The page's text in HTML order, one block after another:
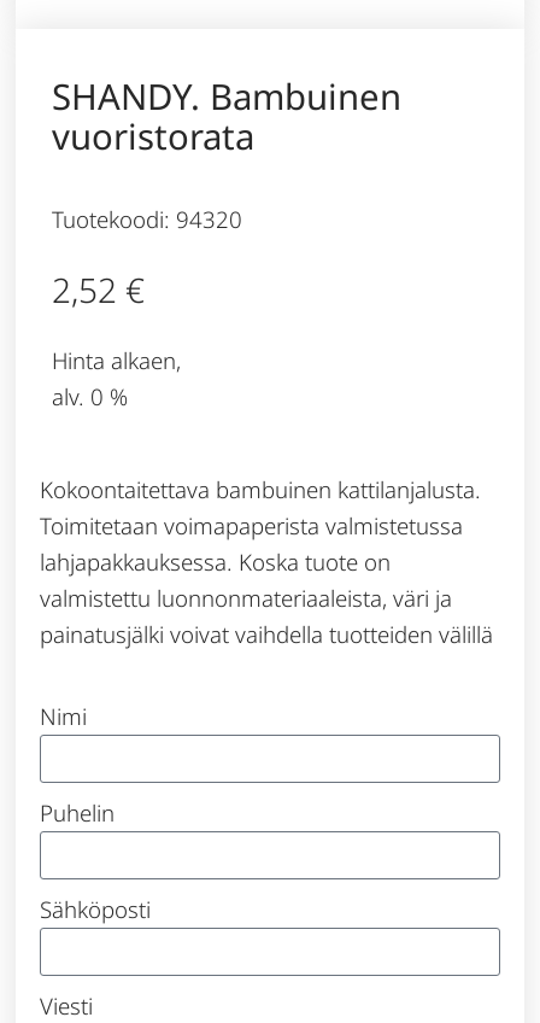
SHANDY. Bambuinen
vuoristorata
Tuotekoodi: 94320
2,52 €
Hinta alkaen,
alv. 0 %
Kokoontaitettava bambuinen kattilanjalusta.
Toimitetaan voimapaperista valmistetussa
lahjapakkauksessa. Koska tuote on
valmistettu luonnonmateriaaleista, väri ja
painatusjälki voivat vaihdella tuotteiden välillä
Nimi
Puhelin
Sähköposti
Viesti